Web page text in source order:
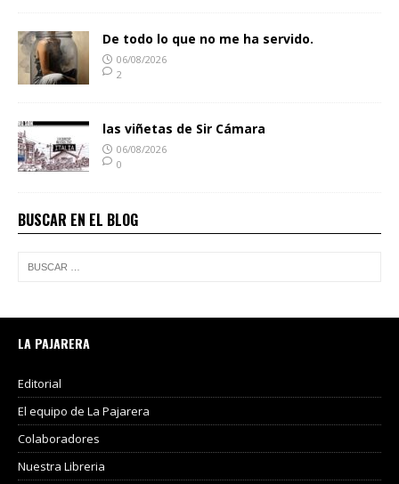
De todo lo que no me ha servido.
06/08/2026
2
las viñetas de Sir Cámara
06/08/2026
0
BUSCAR EN EL BLOG
LA PAJARERA
Editorial
El equipo de La Pajarera
Colaboradores
Nuestra Libreria